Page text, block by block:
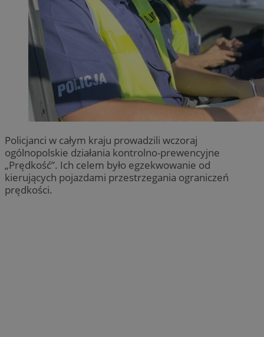
Policjanci w całym kraju prowadzili wczoraj
ogólnopolskie działania kontrolno-prewencyjne
„Prędkość”. Ich celem było egzekwowanie od
kierujących pojazdami przestrzegania ograniczeń
prędkości.